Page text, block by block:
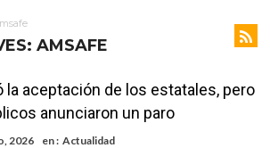
a los niños en su día
este viernes arranca el Clausura con agenda
el SMN advierte por tormentas fuertes y
AMSAFE
la aceptación de los estatales, pero
anunciaron un paro
2026 en : Actualidad